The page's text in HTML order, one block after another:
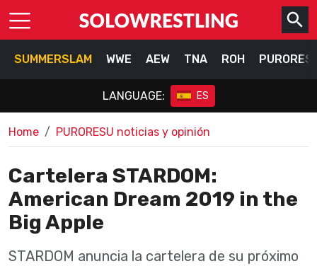
SUMMERSLAM WWE AEW TNA ROH
LANGUAGE: ES
Home PURORESU noticias y opinión
Cartelera STARDOM:
American Dream 2019 in the
Big Apple
STARDOM anuncia la cartelera de su próximo